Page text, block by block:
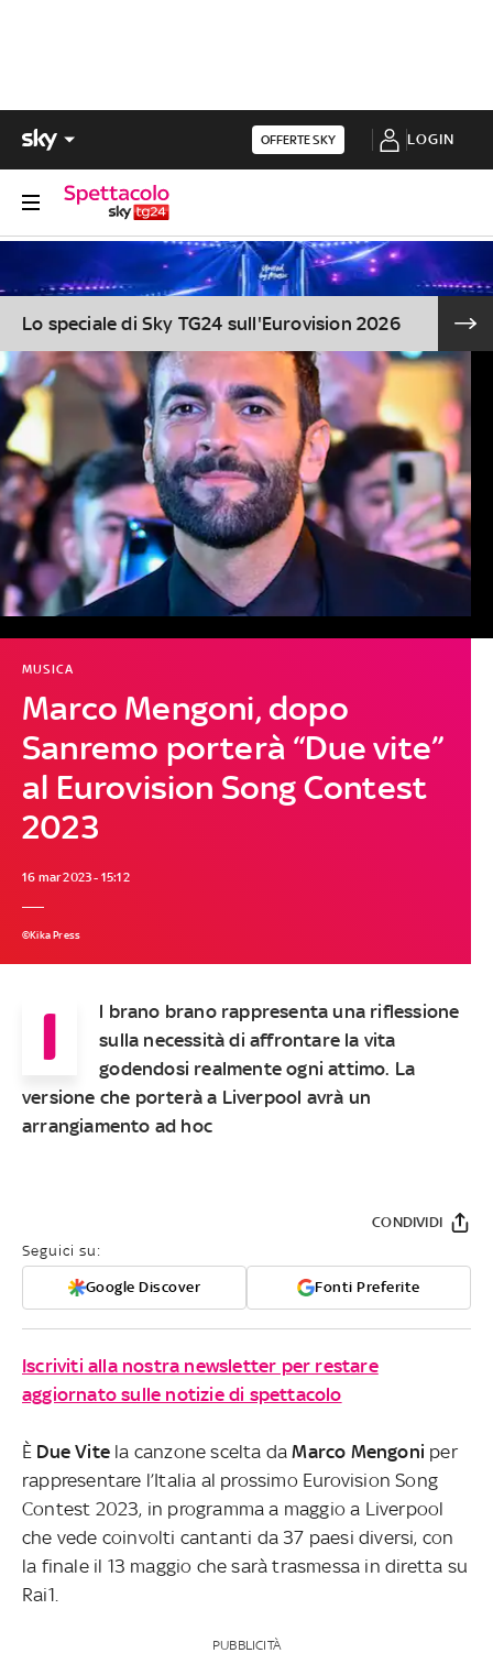
OFFERTE SKY LOGIN
Lo speciale di Sky TG24 sull'Eurovision 2026
Marco Mengoni, dopo
Sanremo porterà “Due vite”
al Eurovision Song Contest
2023
MUSICA
16 mar 2023 - 15:12
©Kika Press
I
l brano brano rappresenta una riflessione
sulla necessità di affrontare la vita
godendosi realmente ogni attimo. La
versione che porterà a Liverpool avrà un
arrangiamento ad hoc
Seguici su:
Google Discover Fonti Preferite
CONDIVIDI
Iscriviti alla nostra newsletter per restare
aggiornato sulle notizie di spettacolo
È Due Vite la canzone scelta daMarco Mengoni per
rappresentare l’Italia al prossimo Eurovision Song
Contest 2023, in programma a maggio a Liverpool
che vede coinvolti cantanti da 37 paesi diversi, con
la finale il 13 maggio che sarà trasmessa in diretta su
Rai1.
PUBBLICITÀ